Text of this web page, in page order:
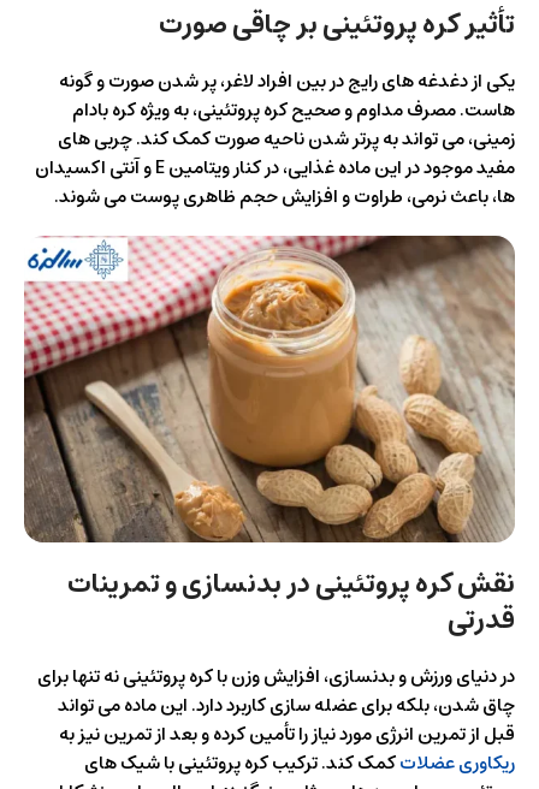
تأثیر کره پروتئینی بر چاقی صورت
یکی از دغدغه‌ های رایج در بین افراد لاغر، پر شدن صورت و گونه‌
هاست. مصرف مداوم و صحیح کره پروتئینی، به‌ ویژه کره بادام‌
زمینی، می‌ تواند به پرتر شدن ناحیه صورت کمک کند. چربی‌ های
مفید موجود در این ماده غذایی، در کنار ویتامین E و آنتی‌ اکسیدان‌
ها، باعث نرمی، طراوت و افزایش حجم ظاهری پوست می‌ شوند.
نقش کره پروتئینی در بدنسازی و تمرینات
قدرتی
در دنیای ورزش و بدنسازی، افزایش وزن با کره پروتئینی نه‌ تنها برای
چاق شدن، بلکه برای عضله‌ سازی کاربرد دارد. این ماده می‌ تواند
قبل از تمرین انرژی مورد نیاز را تأمین کرده و بعد از تمرین نیز به
ریکاوری عضلاتکمک کند. ترکیب کره پروتئینی با شیک‌ های